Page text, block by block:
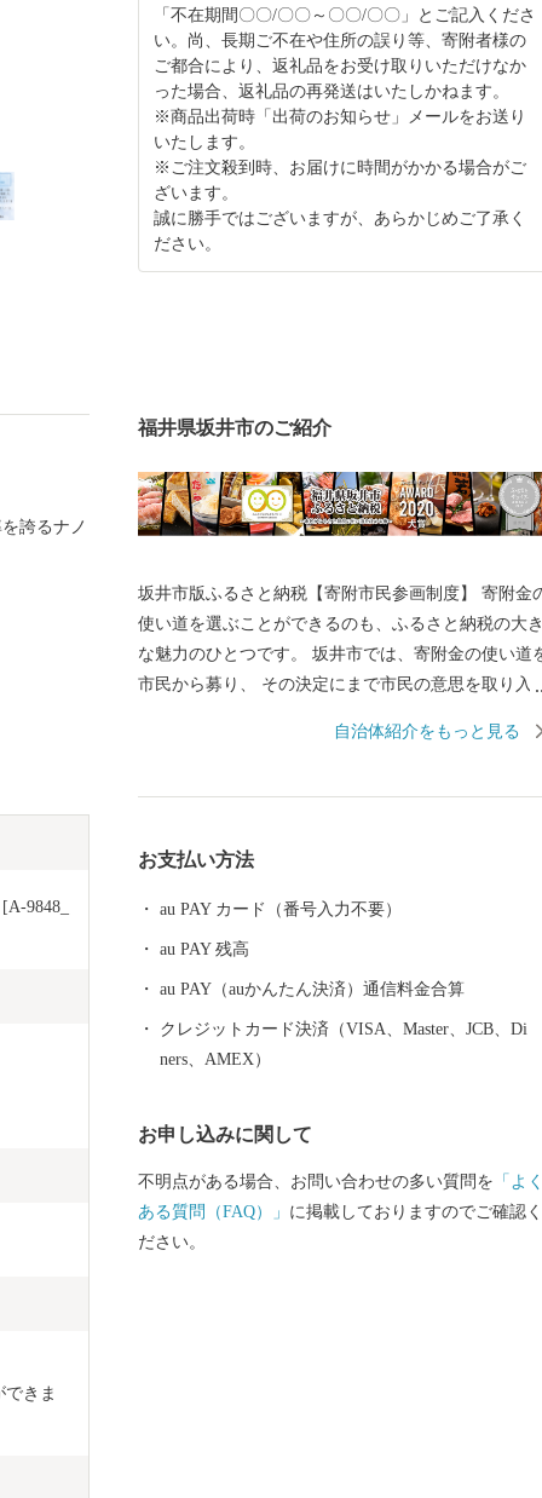
「不在期間〇〇/〇〇～〇〇/〇〇」とご記入くださ
い。尚、長期ご不在や住所の誤り等、寄附者様の
ご都合により、返礼品をお受け取りいただけなか
った場合、返礼品の再発送はいたしかねます。
※商品出荷時「出荷のお知らせ」メールをお送り
いたします。
※ご注文殺到時、お届けに時間がかかる場合がご
ざいます。
誠に勝手ではございますが、あらかじめご了承く
ださい。
誇るナノ
9848_
きま
福井県坂井市のご紹介
坂井市版ふるさと納税【寄附市民参画制度】 寄附金の
使い道を選ぶことができるのも、ふるさと納税の大き
な魅力のひとつです。 坂井市では、寄附金の使い道を
市民から募り、 その決定にまで市民の意思を取り入れ
礼品を選ぶときのように、ワクワクしながら寄附金の
ール】 坂井市は福井県の北部に位置し、県内随一の穀
倉地帯である坂井平野が広がる”コシヒカリのふるさ
故郷です。) その他、若狭牛、甘えび、越前がに、花
らっきょう、越前そば、油揚げなど豊かな食に恵まれ
ており、地場産業である越前織による織マークは国内
笑顔になれるまち坂井市へのご支援のほどよろしくお
願いします。 〈プライバシーポリシー（個人情報保護
方針）について〉 お客様からいただいた個人情報は、
自治体紹介をもっと見る
お支払い方法
au PAY カード（番号入力不要）
au PAY 残高
au PAY（auかんたん決済）通信料金合算
クレジットカード決済（VISA、Master、JCB、Di
ners、AMEX）
お申し込みに関して
不明点がある場合、お問い合わせの多い質問を 「よく
ある質問（FAQ）」 に掲載しておりますのでご確認く
ださい。